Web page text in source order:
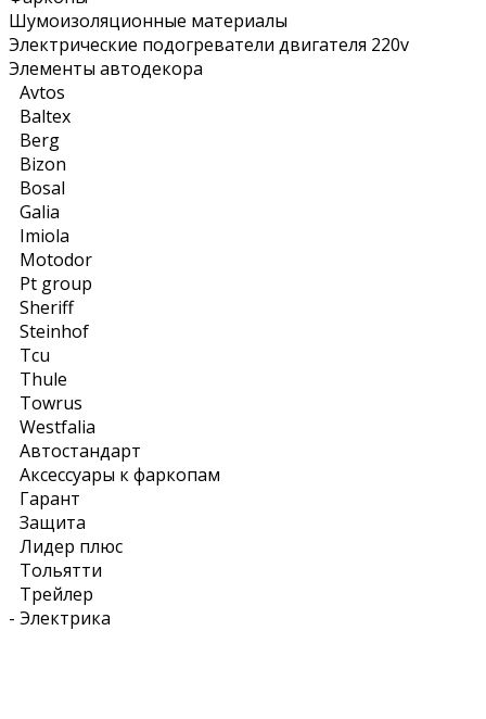
Шумоизоляционные материалы
Электрические подогреватели двигателя 220v
Элементы автодекора
-
Avtos
Baltex
Berg
Bizon
Bosal
Galia
Imiola
Motodor
Pt group
Sheriff
Steinhof
Tcu
Thule
Towrus
Westfalia
Автостандарт
Аксессуары к фаркопам
Гарант
Защита
Лидер плюс
Тольятти
Трейлер
Электрика